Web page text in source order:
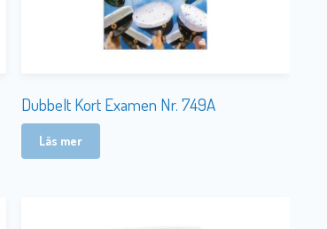
Dubbelt Kort Examen Nr. 749A
Läs mer